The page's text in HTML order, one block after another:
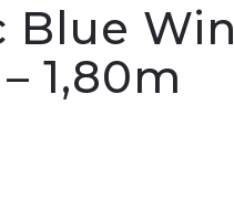
Blue Win
1,80m